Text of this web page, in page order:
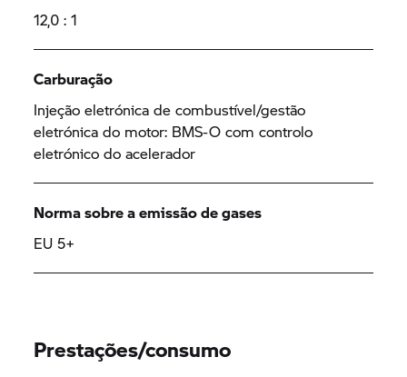
12,0 : 1
Carburação
Injeção eletrónica de combustível/gestão
eletrónica do motor: BMS-O com controlo
eletrónico do acelerador
Norma sobre a emissão de gases
EU 5+
Prestações/consumo